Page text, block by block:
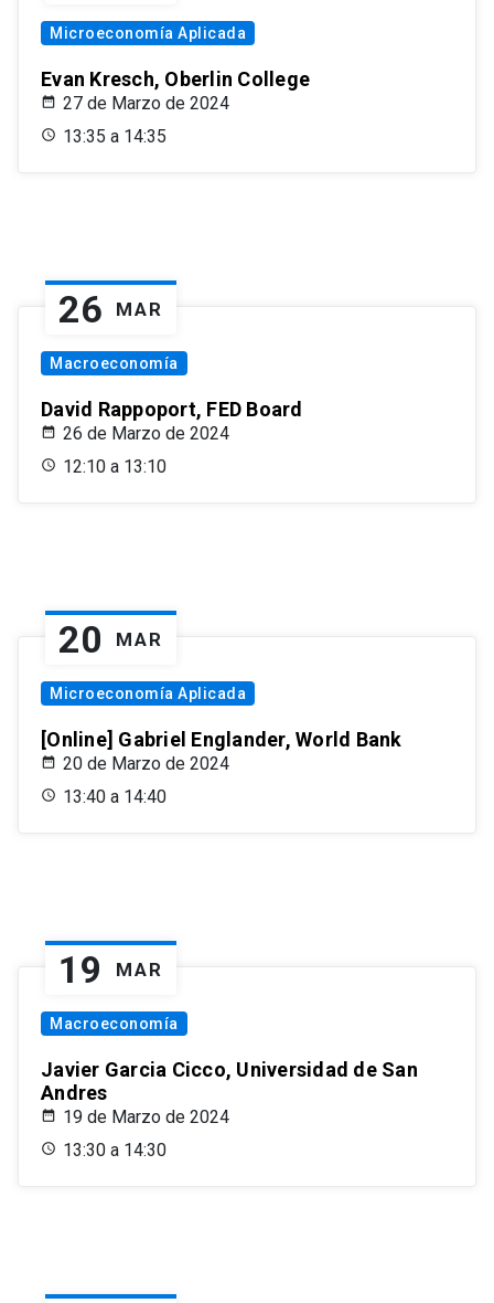
Microeconomía Aplicada
Evan Kresch, Oberlin College
27 de Marzo de 2024
13:35 a 14:35
26 MAR
Macroeconomía
David Rappoport, FED Board
26 de Marzo de 2024
12:10 a 13:10
20 MAR
Microeconomía Aplicada
[Online] Gabriel Englander, World Bank
20 de Marzo de 2024
13:40 a 14:40
19 MAR
Macroeconomía
Javier Garcia Cicco, Universidad de San
Andres
19 de Marzo de 2024
13:30 a 14:30